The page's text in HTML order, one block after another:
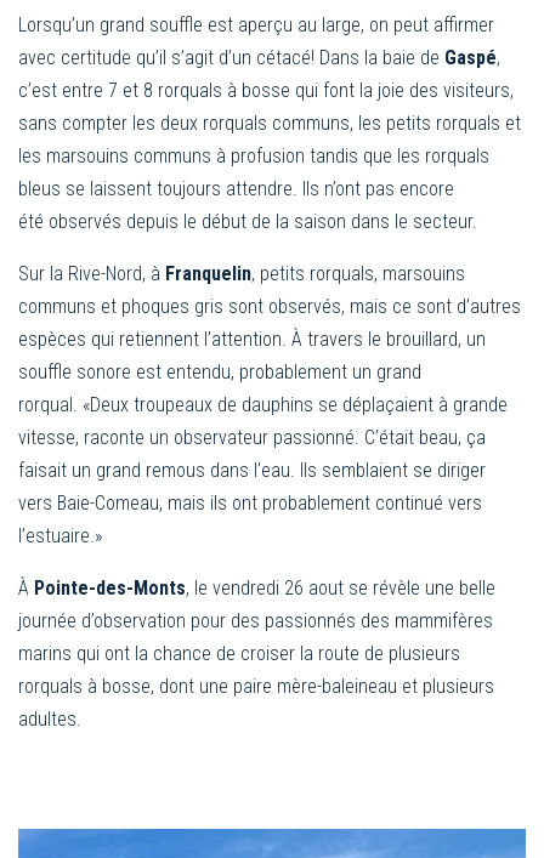
Lorsqu’un grand souffle est aperçu au large, on peut affirmer
avec certitude qu’il s’agit d’un cétacé! Dans la baie de Gaspé,
c’est entre 7 et 8 rorquals à bosse qui font la joie des visiteurs,
sans compter les deux rorquals communs, les petits rorquals et
les marsouins communs à profusion tandis que les rorquals
bleus se laissent toujours attendre. Ils n’ont pas encore
été observés depuis le début de la saison dans le secteur.
Sur la Rive-Nord, à Franquelin, petits rorquals, marsouins
communs et phoques gris sont observés, mais ce sont d’autres
espèces qui retiennent l’attention. À travers le brouillard, un
souffle sonore est entendu, probablement un grand
rorqual. «Deux troupeaux de dauphins se déplaçaient à grande
vitesse, raconte un observateur passionné. C’était beau, ça
faisait un grand remous dans l’eau. Ils semblaient se diriger
vers Baie-Comeau, mais ils ont probablement continué vers
l’estuaire.»
À Pointe-des-Monts, le vendredi 26 aout se révèle une belle
journée d’observation pour des passionnés des mammifères
marins qui ont la chance de croiser la route de plusieurs
rorquals à bosse, dont une paire mère-baleineau et plusieurs
adultes.